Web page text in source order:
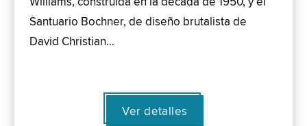
Santuario Bochner, de diseño brutalista de
David Christian…
Ver detalles